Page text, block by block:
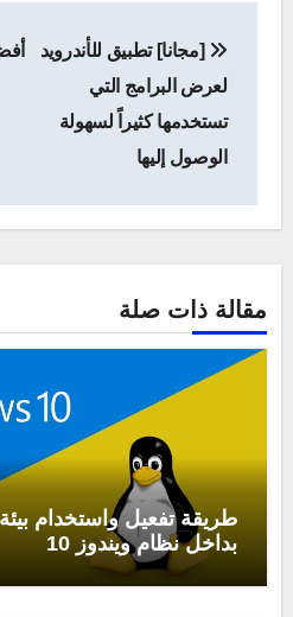
المقالات
[مجانا] تطبيق للأندرويد
لعرض البرامج التي
تستخدمها كثيراً لسهولة
الوصول إليها
مقالة ذات صلة
طريقة تفعيل واستخدام
بداخل نظام ويندوز 10